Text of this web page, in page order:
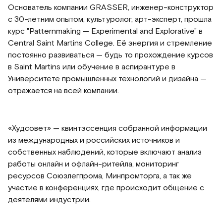
Основатель компании GRASSER, инженер-конструктор
с 30-летним опытом, культуролог, арт-эксперт, прошла
курс "Patternmaking — Experimental and Explorative" в
Central Saint Martins College. Её энергия и стремление
постоянно развиваться — будь то прохождение курсов
в Saint Martins или обучение в аспирантуре в
Университете промышленных технологий и дизайна —
отражается на всей компании.
«Худсовет» — квинтэссенция собранной информации
из международных и российских источников и
собственных наблюдений, которые включают анализ
работы онлайн и офлайн-ритейла, мониторинг
ресурсов Союзлегпрома, Минпромторга, а так же
участие в конференциях, где происходит общение с
деятелями индустрии.